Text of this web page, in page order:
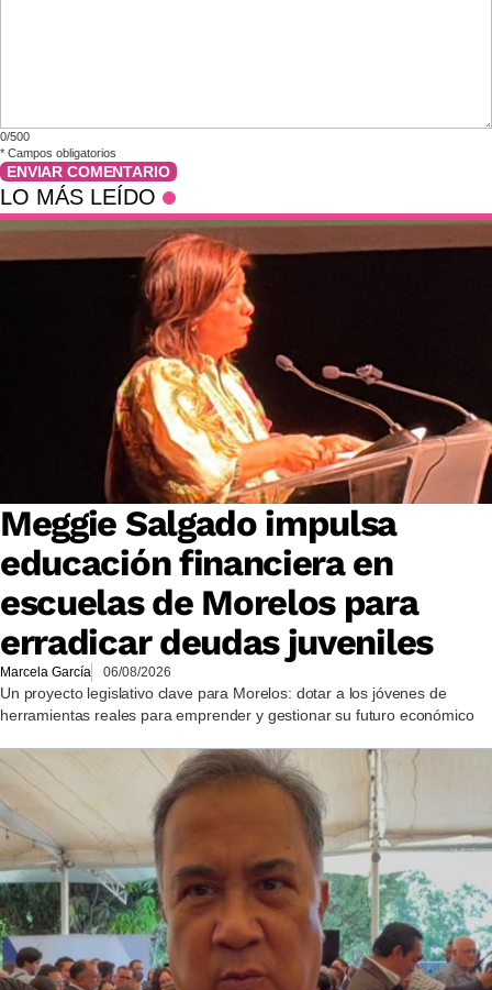
0/500
* Campos obligatorios
ENVIAR COMENTARIO
LO MÁS LEÍDO
Meggie Salgado impulsa
educación financiera en
escuelas de Morelos para
erradicar deudas juveniles
Marcela García 06/08/2026
Un proyecto legislativo clave para Morelos: dotar a los jóvenes de
herramientas reales para emprender y gestionar su futuro económico